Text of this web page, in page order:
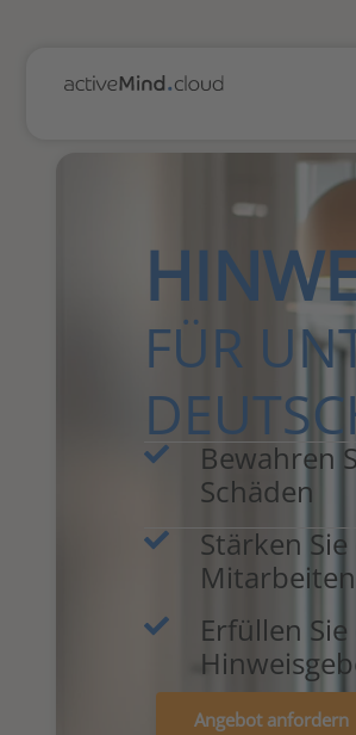
FÜR
Bewahren
Schäden
Stärken
Erfüllen
Angebot anfordern